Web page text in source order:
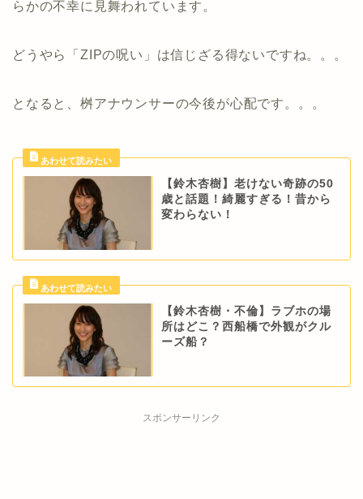
らかの不幸に見舞われています。
どうやら「ZIPの呪い」は信じざる得ないですね。。。
となると、桝アナウンサーの今後が心配です。。。
【鈴木杏樹】老けない奇跡の50
歳と話題！綺麗すぎる！昔から
変わらない！
【鈴木杏樹・不倫】ラブホの場
所はどこ？西船橋で外観がクル
ーズ船？
スポンサーリンク